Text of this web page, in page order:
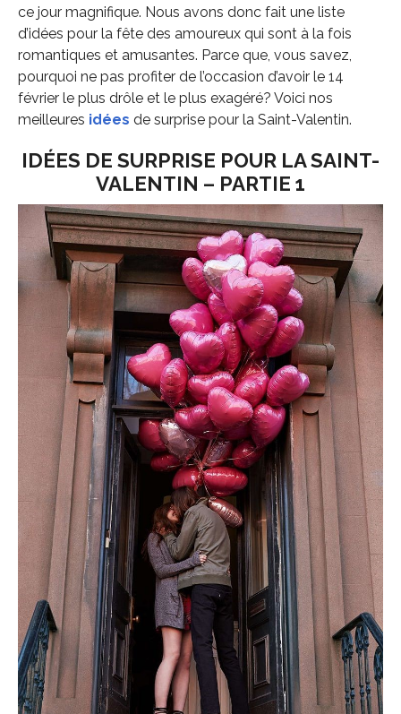
ce jour magnifique. Nous avons donc fait une liste
d’idées pour la fête des amoureux qui sont à la fois
romantiques et amusantes. Parce que, vous savez,
pourquoi ne pas profiter de l’occasion d’avoir le 14
février le plus drôle et le plus exagéré? Voici nos
meilleures idées de surprise pour la Saint-Valentin.
IDÉES DE SURPRISE POUR LA SAINT-
VALENTIN – PARTIE 1